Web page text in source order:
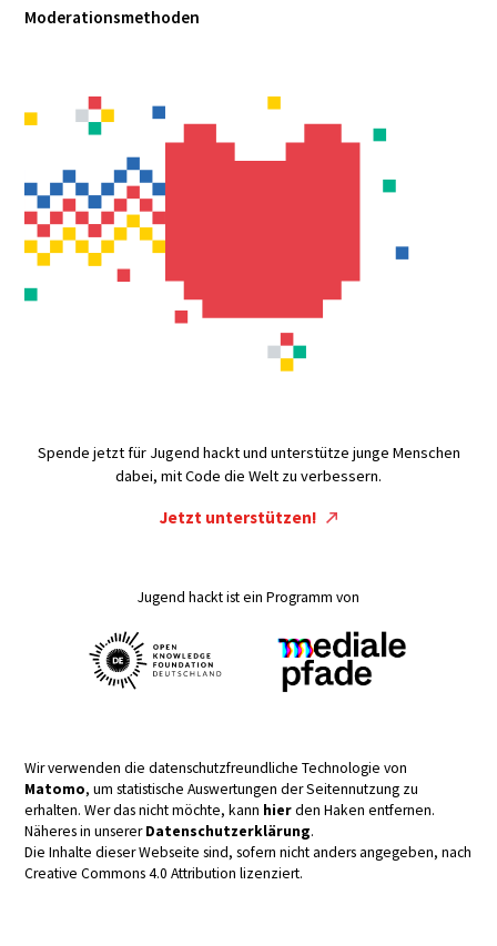
Moderationsmethoden
Spende jetzt für Jugend hackt und unterstütze junge Menschen
dabei, mit Code die Welt zu verbessern.
Jetzt unterstützen!
Jugend hackt ist ein Programm von
Wir verwenden die datenschutzfreundliche Technologie von
Matomo, um statistische Auswertungen der Seitennutzung zu
erhalten. Wer das nicht möchte, kann hierden Haken entfernen.
Näheres in unsererDatenschutzerklärung.
Die Inhalte dieser Webseite sind, sofern nicht anders angegeben, nach
Creative Commons 4.0 Attribution lizenziert.